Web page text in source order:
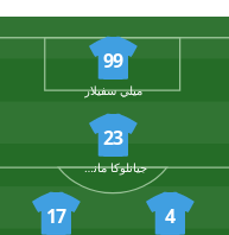
99
ميلي سفيلار
23
جيانلوكا مانشيني
4
17